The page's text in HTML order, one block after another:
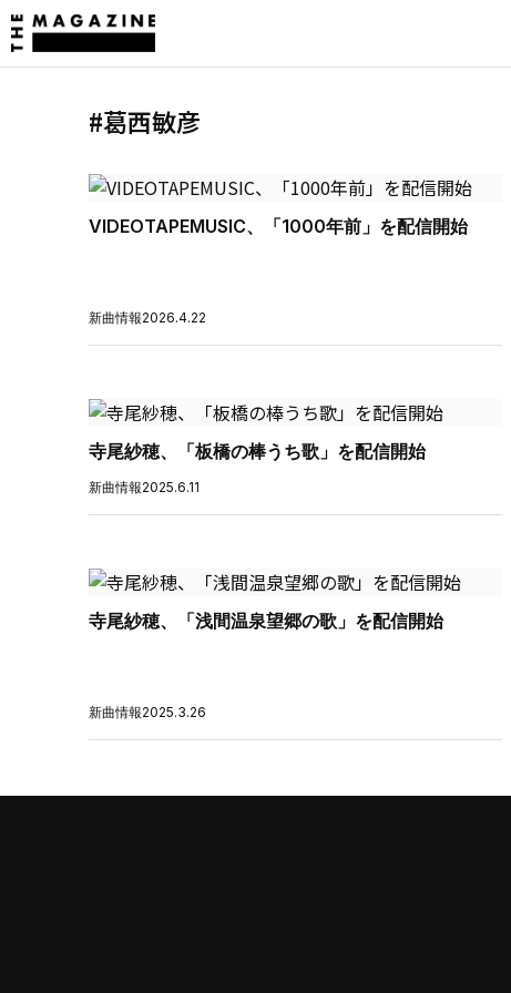
#葛西敏彦
VIDEOTAPEMUSIC、「1000年前」を配信開始
新曲情報2026.4.22
寺尾紗穂、「板橋の棒うち歌」を配信開始
新曲情報2025.6.11
寺尾紗穂、「浅間温泉望郷の歌」を配信開始
新曲情報2025.3.26